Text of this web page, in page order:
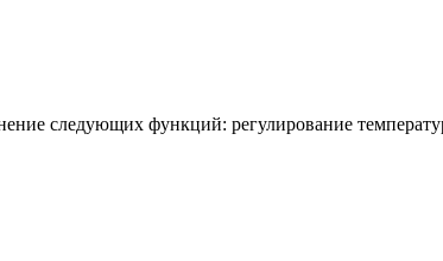
следующих функций: регулирование